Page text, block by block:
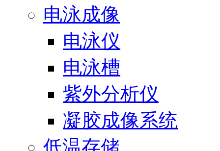
电泳成像
电泳仪
电泳槽
紫外分析仪
凝胶成像系统
低温存储